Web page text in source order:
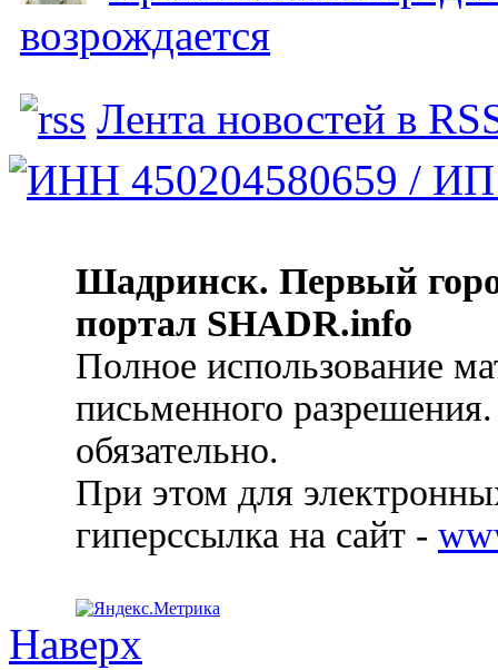
возрождается
Лента новостей в
Шадринск. Первый
портал SHADR.info
Полное использование
письменного
обязательно.
При этом для
гиперссылка на сайт -
Наверх